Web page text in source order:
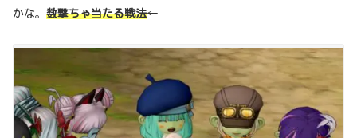
かな。 数撃ちゃ当たる戦法←